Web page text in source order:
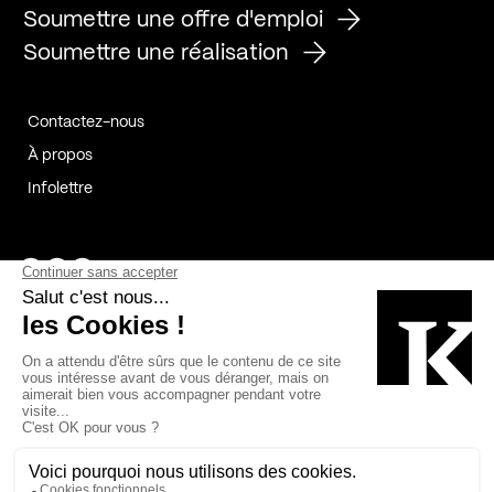
Soumettre une offre d'emploi
Soumettre une réalisation
Contactez-nous
À propos
Infolettre
Page Facebook de Kollectif
Page Instagram de Kollectif
Page Linkedin de Kollectif
Bâtiment-Durable-Québec-1
Esquisses-1
MP-1 v2com-1